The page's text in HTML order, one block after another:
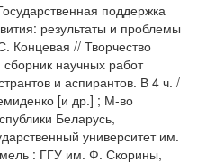
поддержка
результаты и проблемы
Концевая // Творчество
научных работ
и аспирантов. В 4 ч. /
[и др.] ; М-во
Беларусь,
университет им.
: ГГУ им. Ф. Скорины,